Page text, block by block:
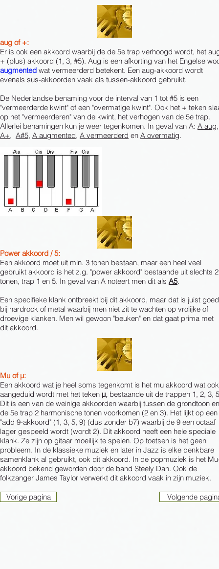
aug of +:
Er is ook een akkoord waarbij de de 5e trap verhoogd wordt, het
+ (plus) akkoord (1, 3, #5). Aug is een afkorting van het Engelse
augmented wat vermeerderd betekent. Een aug-akkoord wordt
evenals sus-akkoorden vaak als tussen-akkoord gebruikt.
De Nederlandse benaming voor de interval van 1 tot #5 is een
"vermeerderde kwint" of een "overmatige kwint". Ook het + teken
op het "vermeerderen" van de kwint, het verhogen van de 5e trap.
Allerlei benamingen kun je weer tegenkomen. In geval van A: A aug
A+, A#5, A augmented, A vermeerderd en A overmatig.
Power akkoord / 5:
Een akkoord moet uit min. 3 tonen bestaan, maar een heel veel
gebruikt akkoord is het z.g. "power akkoord" bestaande uit slechts 2
tonen, trap 1 en 5. In geval van A noteert men dit als A5.
Een specifieke klank ontbreekt bij dit akkoord, maar dat is juist goed
bij hardrock of metal waarbij men niet zit te wachten op vrolijke of
droevige klanken. Men wil gewoon "beuken" en dat gaat prima met
dit akkoord.
Mu of μ:
Een akkoord wat je heel soms tegenkomt is het mu akkoord wat ook
aangeduid wordt met het teken μ, bestaande uit de trappen 1, 2, 3,
Dit is een van de weinige akkoorden waarbij tussen de grondtoon en
de 5e trap 2 harmonische tonen voorkomen (2 en 3). Het lijkt op een
"add 9-akkoord" (1, 3, 5, 9) (dus zonder b7) waarbij de 9 een octaaf
lager gespeeld wordt (wordt 2). Dit akkoord heeft een hele speciale
klank. Ze zijn op gitaar moeilijk te spelen. Op toetsen is het geen
probleem. In de klassieke muziek en later in Jazz is elke denkbare
samenklank al gebruikt, ook dit akkoord. In de popmuziek is het
akkoord bekend geworden door de band Steely Dan. Ook de
folkzanger James Taylor verwerkt dit akkoord vaak in zijn muziek.
Vorige pagina Volgende